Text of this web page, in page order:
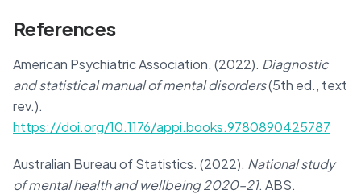
References
American Psychiatric Association. (2022). Diagnostic
and statistical manual of mental disorders(5th ed., text
rev.).
https://doi.org/10.1176/appi.books.9780890425787
Australian Bureau of Statistics. (2022). National study
of mental health and wellbeing 2020–21. ABS.